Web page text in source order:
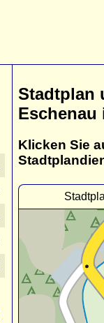
Stadtplan
Eschenau
Klicken Sie